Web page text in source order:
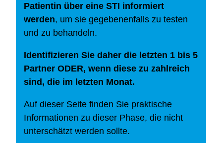
Patientin über eine STI informiert
werden, um sie gegebenenfalls zu testen
und zu behandeln.
Identifizieren Sie daher die letzten 1 bis 5
Partner ODER, wenn diese zu zahlreich
sind, die im letzten Monat.
Auf dieser Seite finden Sie praktische
Informationen zu dieser Phase, die nicht
unterschätzt werden sollte.